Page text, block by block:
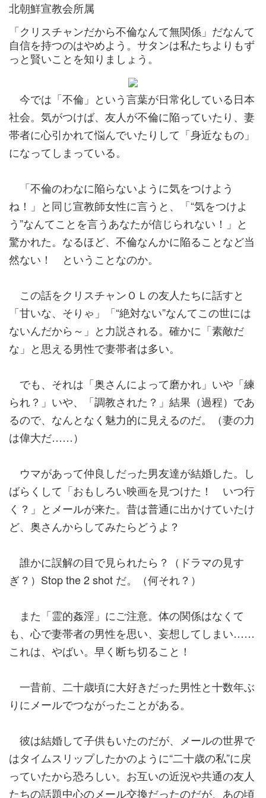
北朝鮮宣教会所属
「クリスチャンだから不倫なんて無関係」だなんて
自信を持つのはやめよう。サタンは私たちよりもず
っと賢いことを知りましょう。
今では「不倫」という言葉が日常化している日本
社会。気がつけば、友人が不倫に陥っていたり、妻
帯者に心引かれて悩んでいたりして「身近なもの」
になってしまっている。
「不倫のわなに陥らないように気をつけよう
ね！」と同じ宣教師女性に言うと、「“気をつけよ
う”なんてことを言うあなたが信じられない！」と
驚かれた。なるほど、不倫なんかに陥ることなど当
然ない！ ということなのか。
この話をクリスチャンＯＬの友人たちに話すと
「甘いな、そりゃ」「“絶対ない”なんてこの世には
ないんだから～」と力説される。確かに「素敵だ
な」と思える男性で妻帯者は多い。
でも、それは「奥さんによって磨かれ」いや「練
られ？」いや、「調教された？」結果（過程）であ
るので、なんとなく魅力的に見えるのだ。（妻の力
は偉大だ……）
ウマがあって仲良しだった男友達が結婚した。し
ばらくして「おもしろい映画を見つけた！ いつ行
く？」とメールが来た。昔は普通に出かけていたけ
ど、奥さんからしてみたらどうよ？
誰かに誤解の目で見られたら？（ドラマの見す
ぎ？）Stop the 2 shot だ。（何それ？）
また「霊的姦淫」にご注意。体の関係はなくて
も、心で妻帯者の男性を思い、妄想してしまい……
これは、やばい。早く断ち切ること！
一昔前、二十歳頃に大好きだった男性と十数年ぶ
りにメールでつながったことがある。
彼は結婚して子供もいたのだが、メールの世界で
はタイムスリップしたかのように“二十歳の私”に戻
っていたから恐ろしい。お互いの近況や共通の友人
たちの話題中心のメール交換だったのだが、あの頃